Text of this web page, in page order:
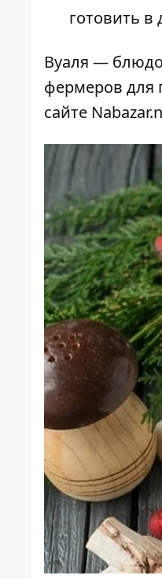
готовить в
Вуаля —
фермеров для
сайте